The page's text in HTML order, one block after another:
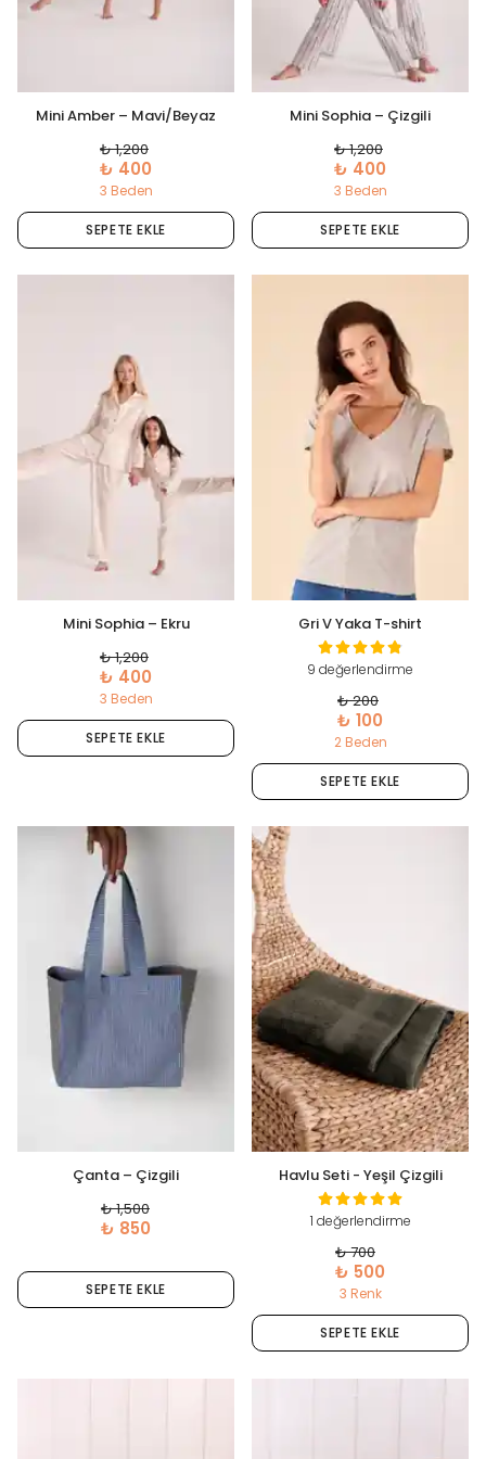
Mini Amber – Mavi/Beyaz
₺ 1,200
₺ 400
3 Beden
SEPETE EKLE
Mini Sophia – Çizgili
₺ 1,200
₺ 400
3 Beden
SEPETE EKLE
Mini Sophia – Ekru
₺ 1,200
₺ 400
3 Beden
SEPETE EKLE
Gri V Yaka T-shirt
9 değerlendirme
₺ 200
₺ 100
2 Beden
SEPETE EKLE
Çanta – Çizgili
₺ 1,500
₺ 850
SEPETE EKLE
Havlu Seti - Yeşil Çizgili
1 değerlendirme
₺ 700
₺ 500
3 Renk
SEPETE EKLE